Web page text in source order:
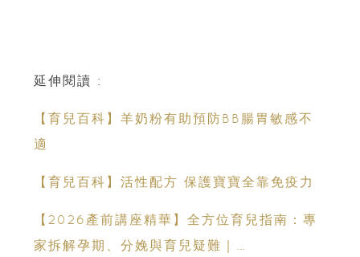
延伸閱讀 :
【育兒百科】羊奶粉有助預防BB腸胃敏感不
適
【育兒百科】活性配方 保護寶寶全靠免疫力
【2026產前講座精華】全方位育兒指南：專
家拆解孕期、分娩與育兒疑難｜